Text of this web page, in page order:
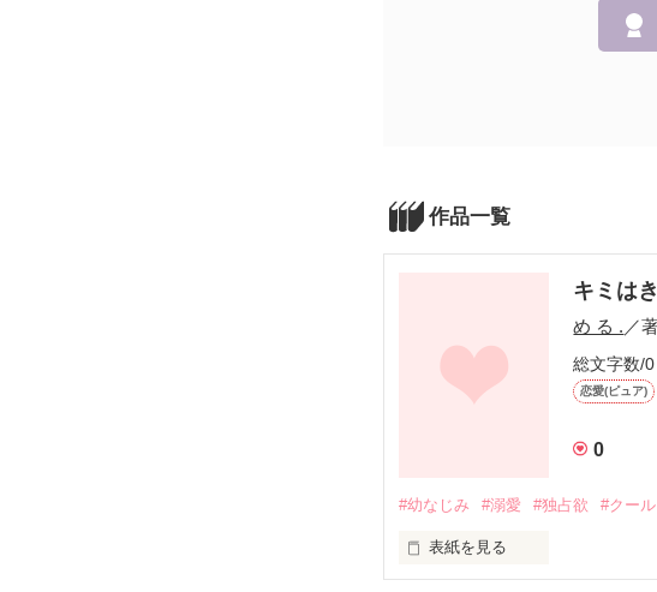
作品一覧
キミは
め る .／
総文字数/0
恋愛(ピュア)
0
#幼なじみ #溺愛 #独占欲 #クール
表紙を見る